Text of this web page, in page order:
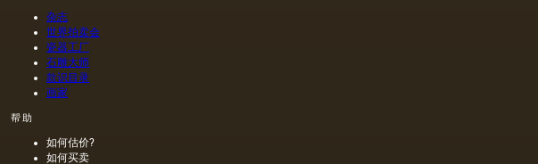
杂志
世界拍卖会
瓷器工厂
石雕大师
款识目录
画家
帮助
如何估价?
如何买卖